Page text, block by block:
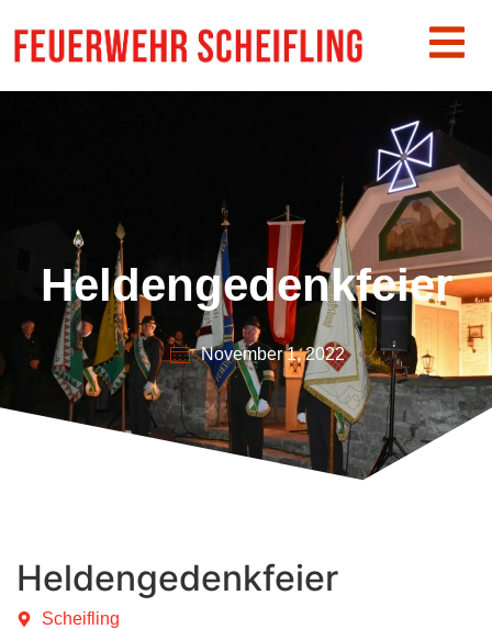
Heldengedenkfeier
November 1, 2022
Heldengedenkfeier
Scheifling